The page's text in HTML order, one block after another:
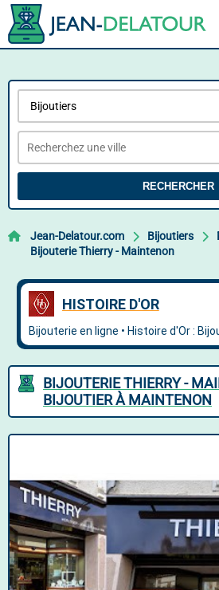
RECHERCHER
Jean-Delatour.com Bijoutiers
Bijouterie Thierry - Maintenon
BIJOUTERIE THIERRY -
BIJOUTIER À MAINTENON